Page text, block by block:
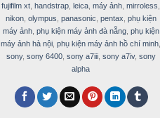
fujifilm xt handstrap leica máy ảnh mirroless
nikon, olympus panasonic pentax phụ kiện
máy ảnh, phụ kiện máy ảnh đà nẵng, phụ kiện
máy ảnh hà nội phụ kiện máy ảnh hồ chí minh
sony, sony 6400, sony a7iii, sony a7iv, sony
alpha